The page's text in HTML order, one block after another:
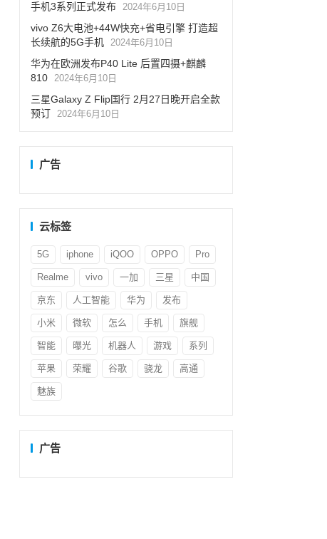
手机3系列正式发布 2024年6月10日
vivo Z6大电池+44W快充+省电引擎 打造超
长续航的5G手机 2024年6月10日
华为在欧洲发布P40 Lite 后置四摄+麒麟
810 2024年6月10日
三星Galaxy Z Flip国行 2月27日晚开启全款
预订 2024年6月10日
广告
云标签
5G iphone iQOO OPPO Pro
Realme vivo 一加 三星 中国
京东 人工智能 华为 发布
小米 微软 怎么 手机 旗舰
智能 曝光 机器人 游戏 系列
苹果 荣耀 谷歌 骁龙 高通
魅族
广告